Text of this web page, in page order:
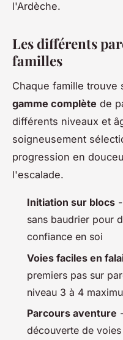
l'Ardèche.
Les différents
familles
Chaque famille trouve
gamme complète de
différents niveaux et
soigneusement
progression en
l'escalade.
Initiation sur blocs
sans baudrier pour
confiance en soi
Voies faciles en
premiers pas sur
niveau 3 à 4
Parcours aventure
découverte de